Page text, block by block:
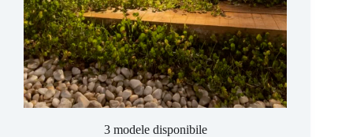
3 modele disponibile